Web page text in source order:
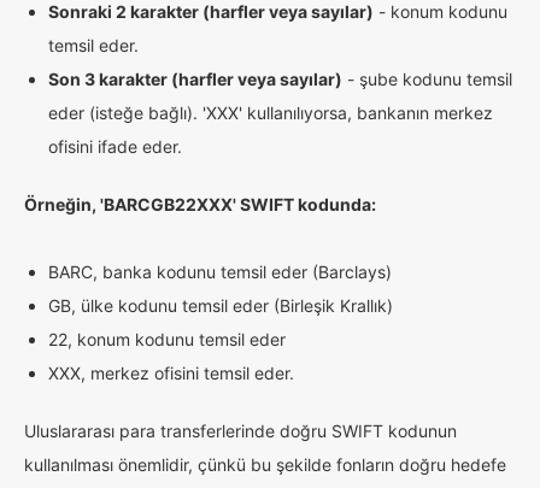
Sonraki 2 karakter (harfler veya sayılar) - konum kodunu
temsil eder.
Son 3 karakter (harfler veya sayılar) - şube kodunu temsil
eder (isteğe bağlı). 'XXX' kullanılıyorsa, bankanın merkez
ofisini ifade eder.
Örneğin, 'BARCGB22XXX' SWIFT kodunda:
BARC, banka kodunu temsil eder (Barclays)
GB, ülke kodunu temsil eder (Birleşik Krallık)
22, konum kodunu temsil eder
XXX, merkez ofisini temsil eder.
Uluslararası para transferlerinde doğru SWIFT kodunun
kullanılması önemlidir, çünkü bu şekilde fonların doğru hedefe